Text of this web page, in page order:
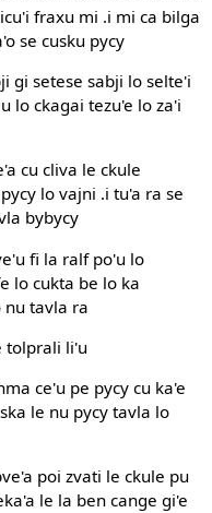
fraxu mi .i mi ca bilga
se cusku pycy
gi setese sabji lo selte'i
lo ckagai tezu'e lo za'i
cu cliva le ckule
lo vajni .i tu'a ra se
bybycy
fi la ralf po'u lo
lo cukta be lo ka
nu tavla ra
tolprali li'u
ce'u pe pycy cu ka'e
le nu pycy tavla lo
poi zvati le ckule pu
le la ben cange gi'e